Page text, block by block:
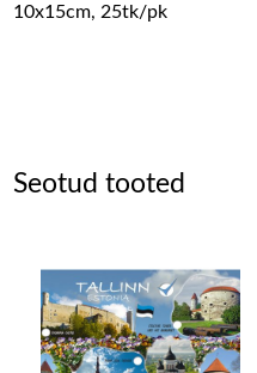
10x15cm, 25tk/pk
Seotud tooted